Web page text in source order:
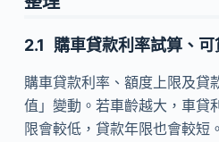
購車貸款利率試算、
購車貸款利率、額度上限及貸
值」變動。若車齡越大，車貸
限會較低，貸款年限也會較短。